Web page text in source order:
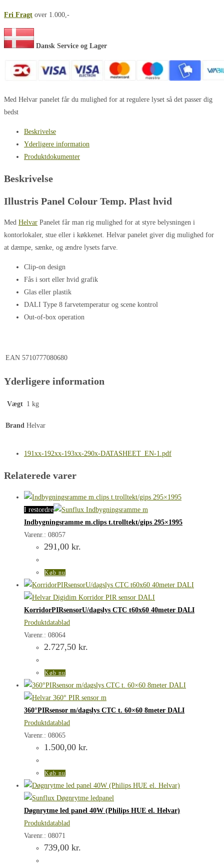
Fri Fragt over 1.000,-
Dansk Service og Lager
Med Helvar panelet får du mulighed for at regulere lyset så det passer dig
bedst
Beskrivelse
Yderligere information
Produktdokumenter
Beskrivelse
Illustris Panel Colour Temp. Plast hvid
Med Helvar Panelet får man rig mulighed for at styre belysningen i
kontorlokaler, stue eller i køkkenet. Helvar panelet giver dig mulighed for
at dæmpe, sænke, og ændre lysets farve.
Clip-on design
Fås i sort eller hvid grafik
Glas eller plastik
DALI Type 8 farvetemperatur og scene kontrol
Out-of-box operation
EAN 5710777080680
Yderligere information
Vægt 1 kg
Brand Helvar
191xx-192xx-193xx-290x-DATASHEET_EN-1.pdf
Relaterede varer
I restordre
Indbygningsramme m.clips t.trolltekt/gips 295×1995
Varenr.: 08057
291,00 kr.
Køb nu
KorridorPIRsensorU/dagslys CTC t60x60 40meter DALI
Produktdatablad
Varenr.: 08064
2.727,50 kr.
Køb nu
360°PIRsensor m/dagslys CTC t. 60×60 8meter DALI
Produktdatablad
Varenr.: 08065
1.500,00 kr.
Køb nu
Døgnrytme led panel 40W (Philips HUE el. Helvar)
Produktdatablad
Varenr.: 08071
739,00 kr.